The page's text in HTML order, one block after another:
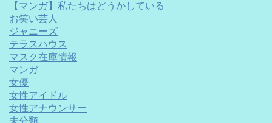
【マンガ】私たちはどうかしている
お笑い芸人
ジャニーズ
テラスハウス
マスク在庫情報
マンガ
女優
女性アイドル
女性アナウンサー